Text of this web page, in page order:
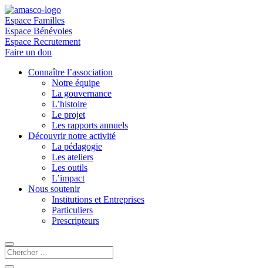
Espace Familles
Espace Bénévoles
Espace Recrutement
Faire un don
Connaître l’association
Notre équipe
La gouvernance
L’histoire
Le projet
Les rapports annuels
Découvrir notre activité
La pédagogie
Les ateliers
Les outils
L’impact
Nous soutenir
Institutions et Entreprises
Particuliers
Prescripteurs